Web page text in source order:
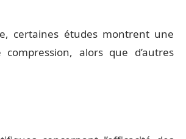
certaines études montrent une
alors que d’autres